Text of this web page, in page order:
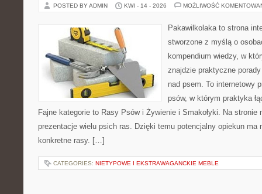
POSTED BY ADMIN KWI - 14 - 2026 MOŻLIWOŚĆ
Pakawilkolaka to strona
stworzone z myślą o
kompendium wiedzy, w
znajdzie praktyczne
nad psem. To internetowy
psów, w którym praktyka
Fajne kategorie to Rasy Psów i Żywienie i Smakołyki. Na stronie
prezentacje wielu psich ras. Dzięki temu potencjalny opiekun ma
konkretne rasy. […]
CATEGORIES: NIETYPOWE I EKSTRAWAGANCKIE MEBLE